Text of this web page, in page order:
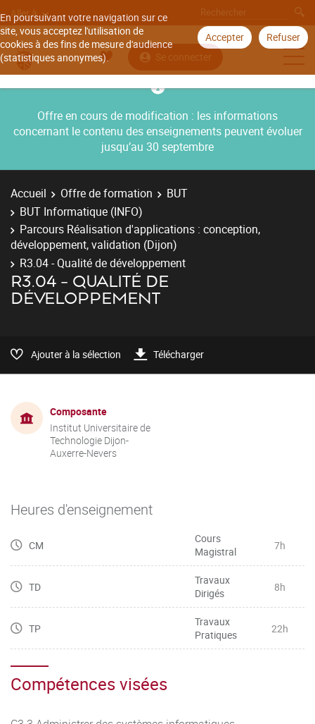
En poursuivant votre navigation sur ce
site, vous acceptez l'utilisation de
cookies à des fins de mesure d'audience
(statistiques anonymes).
Accepter Refuser
Aller à
Se connecter
Offre en cours de modification : les informations
concernant le contenu des enseignements peuvent évoluer
jusqu’au 30 septembre
Accueil Offre de formation
BUT
BUT Informatique (INFO)
Parcours Réalisation d'applications : conception,
développement, validation (Dijon)
R3.04 - Qualité de développement
R3.04 - QUALITÉ DE
DÉVELOPPEMENT
Ajouter à la sélection Télécharger
Composante
Institut Universitaire de
Technologie Dijon-
Auxerre-Nevers
Heures d'enseignement
CM
Cours
Magistral
7h
TD
Travaux
Dirigés
8h
TP
Travaux
Pratiques
22h
Compétences visées